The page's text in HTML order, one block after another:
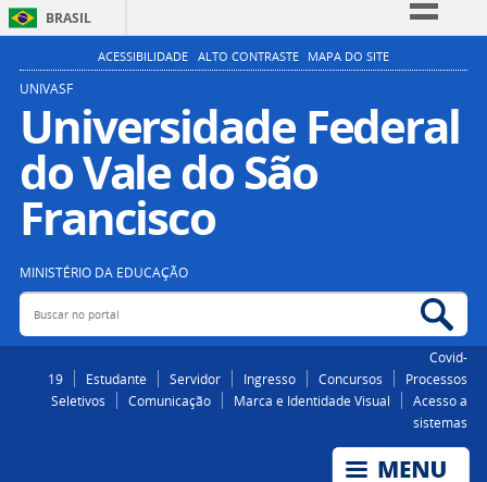
BRASIL
Simplifique!
Participe
Acesso à informação
Legislação
ACESSIBILIDADE ALTO CONTRASTE MAPA DO SITE
UNIVASF
Universidade Federal
do Vale do São
Francisco
MINISTÉRIO DA EDUCAÇÃO
Buscar no portal
Covid-
19
Estudante Servidor Ingresso Concursos
Processos
Seletivos
Comunicação Marca e Identidade Visual
Acesso a
sistemas